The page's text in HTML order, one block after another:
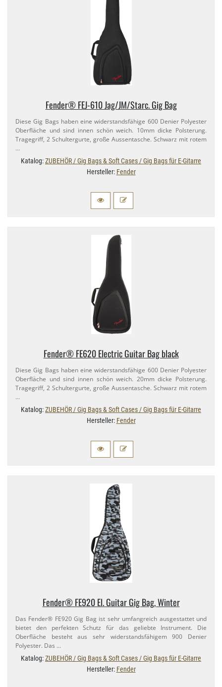
Fender® FEJ-​610 Jag/​JM/​Starc. Gig Bag
Diese Gig Bags haben eine widerstandsfähige 600 Denier Polyester
Oberfläche und sind innen schön weich. 10mm dicke Polsterung.
Tragegriff, 2 Schultergurte, große Aussentasche. Schwarz mit rotem
…
Katalog:ZUBEHÖR / Gig Bags & Soft Cases / Gig Bags für E-Gitarre
Hersteller: Fender
Fender® FE620 Electric Guitar Bag black
Diese Gig Bags haben eine widerstandsfähige 600 Denier Polyester
Oberfläche und sind innen schön weich. 20mm dicke Polsterung.
Tragegriff, 2 Schultergurte, große Aussentasche. Schwarz mit rotem
…
Katalog:ZUBEHÖR / Gig Bags & Soft Cases / Gig Bags für E-Gitarre
Hersteller: Fender
Fender® FE920 El. Guitar Gig Bag, Winter
Das Fender® FE920 Gig Bag ist sehr umfangreich ausgestattet und
bietet den perfekten Schutz für das geliebte Instrument. Die
Oberfläche besteht aus sehr widerstandsfähigem 900 Denier
Polyester. Das …
Katalog:ZUBEHÖR / Gig Bags & Soft Cases / Gig Bags für E-Gitarre
Hersteller: Fender